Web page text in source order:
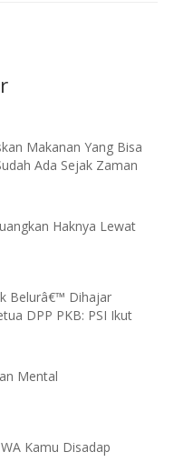
Makanan Yang Bisa
Ada Sejak Zaman
Haknya Lewat
Belurâ€™ Dihajar
DPP PKB: PSI Ikut
Mental
Kamu Disadap